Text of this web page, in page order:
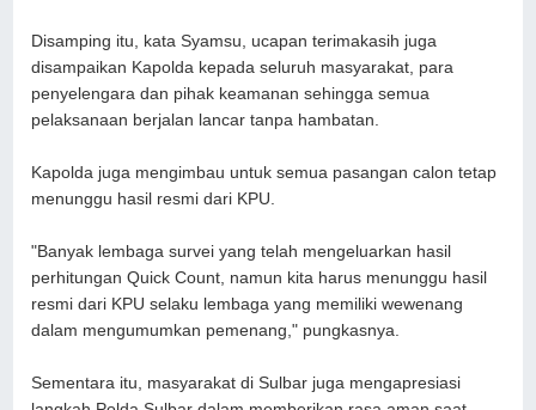
Disamping itu, kata Syamsu, ucapan terimakasih juga
disampaikan Kapolda kepada seluruh masyarakat, para
penyelengara dan pihak keamanan sehingga semua
pelaksanaan berjalan lancar tanpa hambatan.
Kapolda juga mengimbau untuk semua pasangan calon tetap
menunggu hasil resmi dari KPU.
"Banyak lembaga survei yang telah mengeluarkan hasil
perhitungan Quick Count, namun kita harus menunggu hasil
resmi dari KPU selaku lembaga yang memiliki wewenang
dalam mengumumkan pemenang," pungkasnya.
Sementara itu, masyarakat di Sulbar juga mengapresiasi